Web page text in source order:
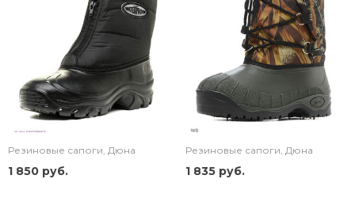
Резиновые сапоги, Дюна
1 850 руб.
Резиновые сапоги, Дюна
1 835 руб.